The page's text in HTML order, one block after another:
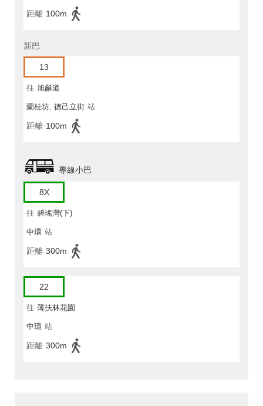
距離 100m
新巴
13
往 旭龢道
蘭桂坊, 德己立街 站
距離 100m
專線小巴
8X
往 碧瑤灣(下)
中環 站
距離 300m
22
往 薄扶林花園
中環 站
距離 300m